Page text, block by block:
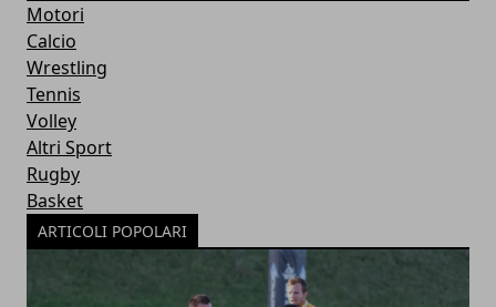
Motori
Calcio
Wrestling
Tennis
Volley
Altri Sport
Rugby
Basket
ARTICOLI POPOLARI